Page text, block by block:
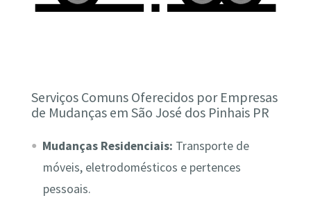
Serviços Comuns Oferecidos por Empresas
de Mudanças em São José dos Pinhais PR
Mudanças Residenciais: Transporte de
móveis, eletrodomésticos e pertences
pessoais.